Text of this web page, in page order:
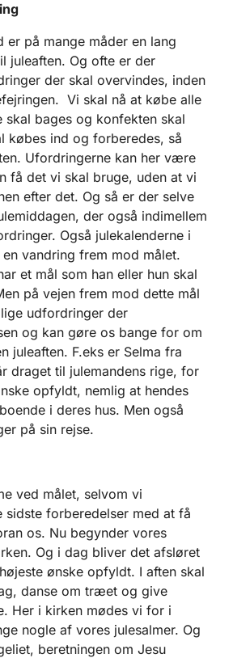
er på mange måder en lang
juleaften. Og ofte er der
der skal overvindes, inden
Vi skal nå at købe alle
skal bages og konfekten skal
købes ind og forberedes, så
Ufordringerne kan her være
få det vi skal bruge, uden at vi
efter det. Og så er der selve
der også indimellem
Også julekalenderne i
vandring frem mod målet.
et mål som han eller hun skal
på vejen frem mod dette mål
udfordringer der
og kan gøre os bange for om
juleaften. F.eks er Selma fra
draget til julemandens rige, for
opfyldt, nemlig at hendes
i deres hus. Men også
på sin rejse.
ved målet, selvom vi
forberedelser med at få
os. Nu begynder vores
Og i dag bliver det afsløret
ønske opfyldt. I aften skal
danse om træet og give
Her i kirken mødes vi for i
nogle af vores julesalmer. Og
beretningen om Jesu